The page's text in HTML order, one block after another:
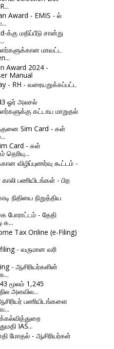
Award - EMIS - ல்
க்கு மதிப்பீடு சான்று
மாவட்ட
Award 2024 -
Manual
- RH - வரையறுக்கப்பட்ட
ஓர் அலசல்
கட்டாய மாறுதல்
Sim Card - கள்
Card - கள்
விழிப்புணர்வு கூட்டம் -
பணியிடங்கள் - பிற
நிதியை நிறுத்திய
போராட்டம் - தேதி
க...
Tax Online (e-Filing)
- வருமான வரி
- ஆசிரியர்களின்
மூலம் 1,245
அளவில...
பணியிடங்களை
IAS...
மோதல் - ஆசிரியர்கள்